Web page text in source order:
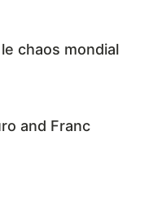
chaos mondial
and Franc